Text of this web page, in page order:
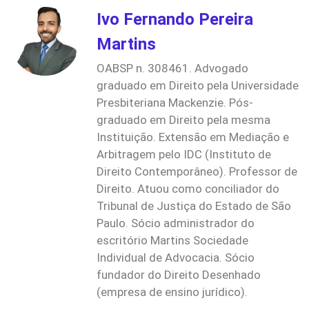
Ivo Fernando Pereira
Martins
OABSP n. 308461. Advogado
graduado em Direito pela Universidade
Presbiteriana Mackenzie. Pós-
graduado em Direito pela mesma
Instituição. Extensão em Mediação e
Arbitragem pelo IDC (Instituto de
Direito Contemporâneo). Professor de
Direito. Atuou como conciliador do
Tribunal de Justiça do Estado de São
Paulo. Sócio administrador do
escritório Martins Sociedade
Individual de Advocacia. Sócio
fundador do Direito Desenhado
(empresa de ensino jurídico).